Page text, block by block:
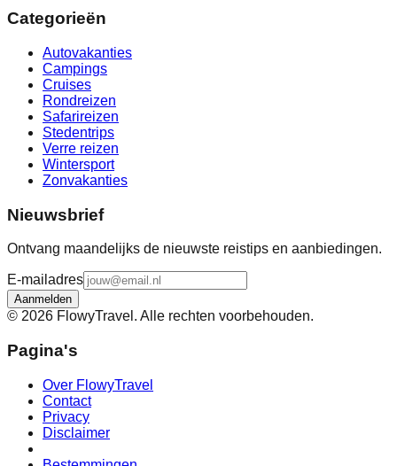
Categorieën
Autovakanties
Campings
Cruises
Rondreizen
Safarireizen
Stedentrips
Verre reizen
Wintersport
Zonvakanties
Nieuwsbrief
Ontvang maandelijks de nieuwste reistips en aanbiedingen.
E-mailadres
Aanmelden
© 2026 FlowyTravel. Alle rechten voorbehouden.
Pagina's
Over FlowyTravel
Contact
Privacy
Disclaimer